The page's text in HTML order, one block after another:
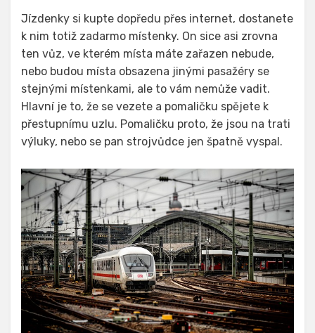
Jízdenky si kupte dopředu přes internet, dostanete
k nim totiž zadarmo místenky. On sice asi zrovna
ten vůz, ve kterém místa máte zařazen nebude,
nebo budou místa obsazena jinými pasažéry se
stejnými místenkami, ale to vám nemůže vadit.
Hlavní je to, že se vezete a pomaličku spějete k
přestupnímu uzlu. Pomaličku proto, že jsou na trati
výluky, nebo se pan strojvůdce jen špatně vyspal.